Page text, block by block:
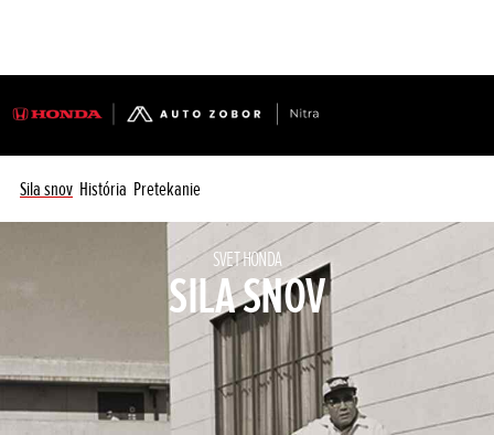
Sila snov História Pretekanie
SVET HONDA
SILA SNOV